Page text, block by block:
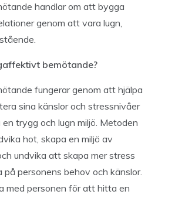
handlar om att bygga
genom att vara lugn,
bemötande?
fungerar genom att hjälpa
sina känslor och stressnivåer
trygg och lugn miljö. Metoden
hot, skapa en miljö av
undvika att skapa mer stress
personens behov och känslor.
med personen för att hitta en